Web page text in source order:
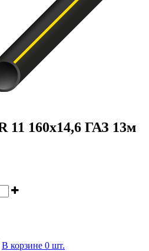
ГАЗ 13м ПС
11 160x14,6 ГАЗ 13м
В корзине 0 шт.